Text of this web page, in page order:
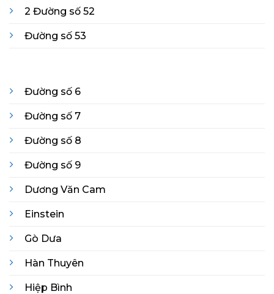
2 Đường số 52
Đường số 53
Đường số 6
Đường số 7
Đường số 8
Đường số 9
Dương Văn Cam
Einstein
Gò Dưa
Hàn Thuyên
Hiệp Bình